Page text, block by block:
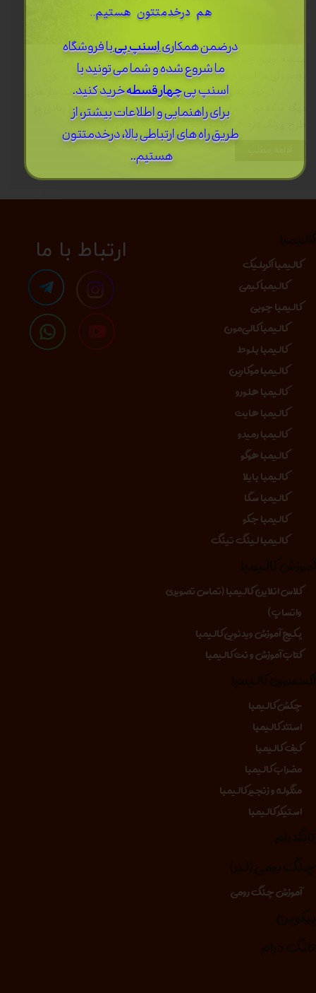
ممکنه اولین چیزی که شمارو جذب کالیمبا کرده باشه، ظاهر و صداش
بوده، ولی ما اینجا چند تا از ویژگی های خفن کالیمبا رو میگیم براتون:
1. کوچیکه و قابل حمل 2. سبکه 3. آموزشش از 90 درصد ساز های
دیگه ساده تره 4. برای آرامش ذهن و مدیتیشن عاااالیه 5. تنوع زیادی در
​​​ارتباط با ما
کالیمبا اکریلیک
کالیمبا کیمی
کالیمبا چوبی
کالیمبا کالی‌مون
کالیمبا بلوط
کالیمبا موکارین
کالیمبا هلورو
کالیمبا هایت
کالیمبا رمیدو
کالیمبا هوگو
کالیمبا بایلا
کالیمبا سگا
کالیمبا جکو
کالیمبا لینگ تینگ
کلاس انلاین کالیمبا (تماس تصویری
واتساپ)
پکیج آموزش ویدئویی کالیمبا
کتاب آموزش و نت کالیمبا
چکش کالیمبا
استند کالیمبا
کیف کالیمبا
مضراب کالیمبا
منگوله و زنجیر کالیمبا
استیکر کالیمبا
آموزش چنگ رومی
هم درخدمتتون هستیم..
درضمن ​همکاریاسنپ پیبا فروشگاه
ما شروع شده و شما می تونید با
اسنپ پیچهار قسطهخرید کنید.
برای راهنمایی و اطلاعات بیشتر، از
طریق راه های ارتباطی بالا، درخدمتتون
هستیم..